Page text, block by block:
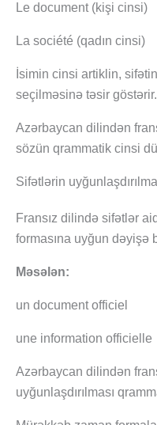
Le document (kişi cinsi)
La société (qadın cinsi)
İsimin cinsi artiklin,
seçilməsinə təsir göstərir.
Azərbaycan dilindən
sözün qrammatik cinsi
Sifətlərin
Fransız dilində sifətlər
formasına uyğun dəyişə
Məsələn:
un document officiel
une information officielle
Azərbaycan dilindən
uyğunlaşdırılması